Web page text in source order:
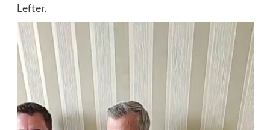
Lefter.
Player
video